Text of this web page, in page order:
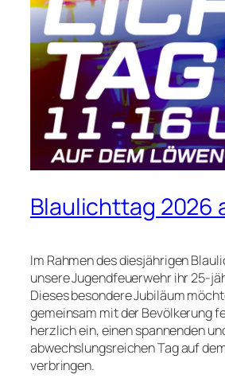
Blaulichttag 2026
Im Rahmen des diesjährigen
unsere Jugendfeuerwehr ihr 25-
Dieses besondere Jubiläum
gemeinsam mit der Bevölkerung
herzlich ein, einen spannenden
abwechslungsreichen Tag auf
verbringen.